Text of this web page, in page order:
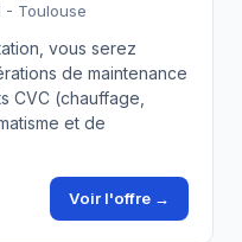
- Toulouse
vous serez
de maintenance
CVC (chauffage,
et de
Voir l'offre →